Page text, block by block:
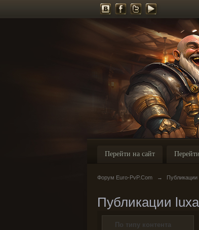
Перейти на сайт
Форум Euro-PvP.Com →
Публикации
По типу контента